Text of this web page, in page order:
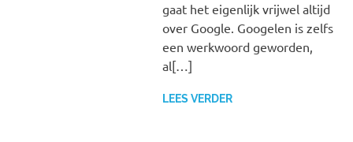
gaat het eigenlijk vrijwel altijd
over Google. Googelen is zelfs
een werkwoord geworden,
al[…]
LEES VERDER